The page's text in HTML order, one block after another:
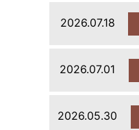
2026.07.18
2026.07.01
2026.05.30